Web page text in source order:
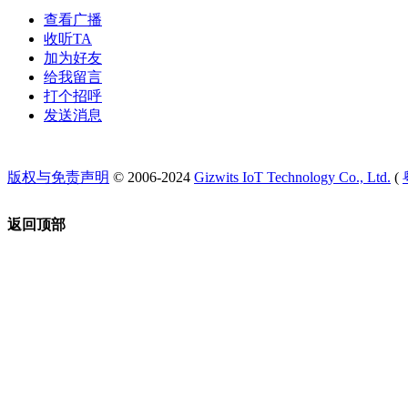
查看广播
收听TA
加为好友
给我留言
打个招呼
发送消息
版权与免责声明 © 2006-2024 Gizwits IoT Technology Co., Ltd. (
返回顶部